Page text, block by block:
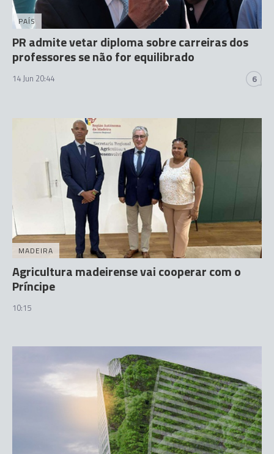
PAÍS
PR admite vetar diploma sobre carreiras dos
professores se não for equilibrado
14 Jun 20:44 6
MADEIRA
Agricultura madeirense vai cooperar com o
Príncipe
10:15